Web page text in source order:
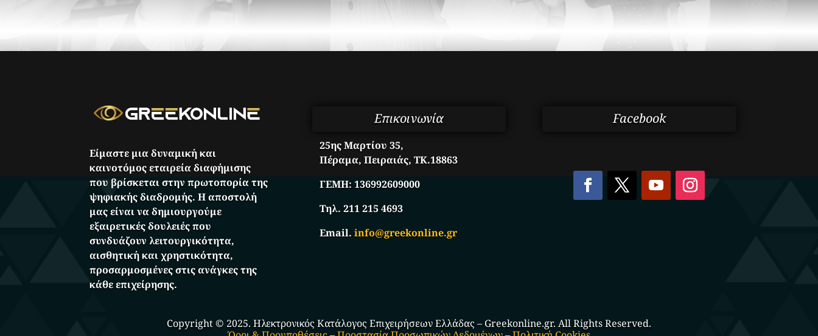
Είμαστε μια δυναμική και
καινοτόμος εταιρεία διαφήμισης
που βρίσκεται στην πρωτοπορία της
ψηφιακής διαδρομής. Η αποστολή
μας είναι να δημιουργούμε
εξαιρετικές δουλειές που
συνδυάζουν λειτουργικότητα,
αισθητική και χρηστικότητα,
προσαρμοσμένες στις ανάγκες της
κάθε επιχείρησης.
Επικοινωνία
25ης Μαρτίου 35,
Πέραμα, Πειραιάς, ΤΚ.18863
ΓΕΜΗ:136992609000
Τηλ. 211 215 4693
Email.info@greekonline.gr
Facebook
Copyright © 2025. Ηλεκτρονικός Κατάλογος Επιχειρήσεων Ελλάδας – Greekonline.gr. All Rights Reserved.